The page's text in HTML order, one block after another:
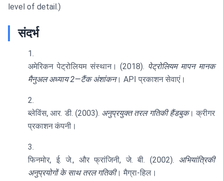
level of detail.)
संदर्भ
अमेरिकन पेट्रोलियम संस्थान। (2018). पेट्रोलियम मापन मानक
मैनुअल अध्याय 2—टैंक अंशांकन। API प्रकाशन सेवाएं।
ब्लेविंस, आर. डी. (2003). अनुप्रयुक्त तरल गतिकी हैंडबुक। क्रीगर
प्रकाशन कंपनी।
फिनमोर, ई. जे., और फ्रांजिनी, जे. बी. (2002). अभियांत्रिकी
अनुप्रयोगों के साथ तरल गतिकी। मैग्रा-हिल।